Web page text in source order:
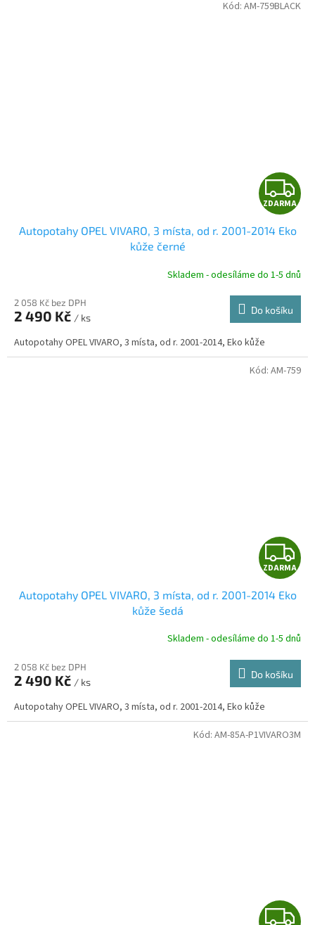
Z
D
R
ZDARMA
Autopotahy OPEL VIVARO, 3 místa, od r. 2001-2014 Eko
kůže černé
Skladem - odesíláme do 1-5 dnů
2 058 Kč bez DPH
2 490 Kč / ks
Do košíku
Autopotahy OPEL VIVARO, 3 místa, od r. 2001-2014, Eko kůže
Kód: AM-759BLACK
Z
D
R
ZDARMA
Autopotahy OPEL VIVARO, 3 místa, od r. 2001-2014 Eko
kůže šedá
Skladem - odesíláme do 1-5 dnů
2 058 Kč bez DPH
2 490 Kč / ks
Do košíku
Autopotahy OPEL VIVARO, 3 místa, od r. 2001-2014, Eko kůže
Kód: AM-759
Z
Kód: AM-85A-P1VIVARO3M